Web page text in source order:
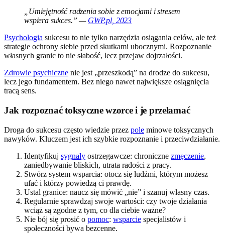
„Umiejętność radzenia sobie z emocjami i stresem
wspiera sukces.” — GWP.pl, 2023
Psychologia sukcesu to nie tylko narzędzia osiągania celów, ale też
strategie ochrony siebie przed skutkami ubocznymi. Rozpoznanie
własnych granic to nie słabość, lecz przejaw dojrzałości.
Zdrowie psychiczne nie jest „przeszkodą” na drodze do sukcesu,
lecz jego fundamentem. Bez niego nawet największe osiągnięcia
tracą sens.
Jak rozpoznać toksyczne wzorce i je przełamać
Droga do sukcesu często wiedzie przez pole minowe toksycznych
nawyków. Kluczem jest ich szybkie rozpoznanie i przeciwdziałanie.
Identyfikuj sygnały ostrzegawcze: chroniczne zmęczenie,
zaniedbywanie bliskich, utrata radości z pracy.
Stwórz system wsparcia: otocz się ludźmi, którym możesz
ufać i którzy powiedzą ci prawdę.
Ustal granice: naucz się mówić „nie” i szanuj własny czas.
Regularnie sprawdzaj swoje wartości: czy twoje działania
wciąż są zgodne z tym, co dla ciebie ważne?
Nie bój się prosić o pomoc: wsparcie specjalistów i
społeczności bywa bezcenne.